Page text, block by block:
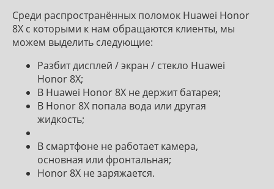
Среди распространённых поломок Huawei Honor
8X с которыми к нам обращаются клиенты, мы
можем выделить следующие:
Разбит дисплей / экран / стекло Huawei
Honor 8X;
В Huawei Honor 8X не держит батарея;
В Honor 8X попала вода или другая
жидкость;
В смартфоне не работает камера,
основная или фронтальная;
Honor 8X не заряжается.